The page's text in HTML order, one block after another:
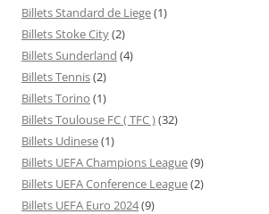
Billets Standard de Liege(1)
Billets Stoke City(2)
Billets Sunderland (4)
Billets Tennis(2)
Billets Torino (1)
Billets Toulouse FC ( TFC )(32)
Billets Udinese(1)
Billets UEFA Champions League(9)
Billets UEFA Conference League(2)
Billets UEFA Euro 2024(9)